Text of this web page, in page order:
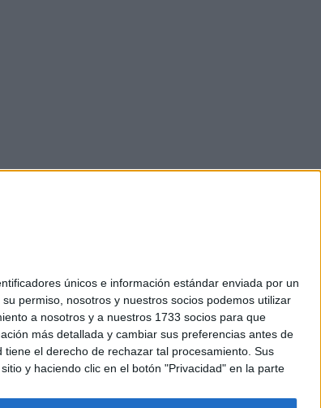
únicos e información estándar enviada por un
su permiso, nosotros y nuestros socios podemos utilizar
a nosotros y a nuestros 1733 socios para que
más detallada y cambiar sus preferencias antes de
el derecho de rechazar tal procesamiento. Sus
y haciendo clic en el botón "Privacidad" en la parte
593 2767